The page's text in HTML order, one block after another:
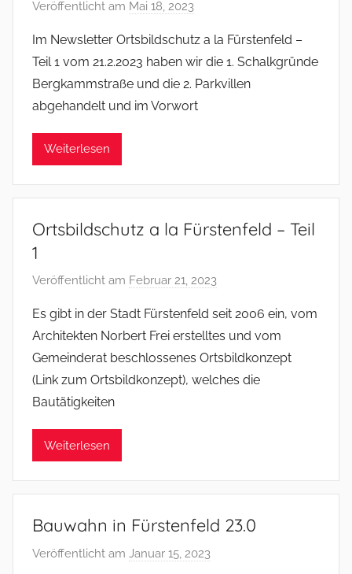
Veröffentlicht am Mai 18, 2023
n
f
s
o
Im Newsletter Ortsbildschutz a la Fürstenfeld –
Teil 1 vom 21.2.2023 haben wir die 1. Schalkgründe
Bergkammstraße und die 2. Parkvillen
abgehandelt und im Vorwort
Weiterlesen
Ortsbildschutz a la Fürstenfeld – Teil
1
Veröffentlicht am Februar 21, 2023
n
f
s
o
Es gibt in der Stadt Fürstenfeld seit 2006 ein, vom
Architekten Norbert Frei erstelltes und vom
Gemeinderat beschlossenes Ortsbildkonzept
(Link zum Ortsbildkonzept), welches die
Bautätigkeiten
Weiterlesen
Bauwahn in Fürstenfeld 23.0
Veröffentlicht am Januar 15, 2023